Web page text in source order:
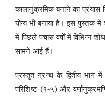
कालानुक्रमिक बनाने का
योग्य भी बनाया है। इस पुस्तक
में पिछले पचास वर्षों में विभिन्न
सामने आई हैं।
प्रस्तुत ग्रन्थ के द्वितीय
परिशिष्ट (१-५) और